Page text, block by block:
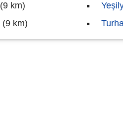
(9 km)
(9 km)